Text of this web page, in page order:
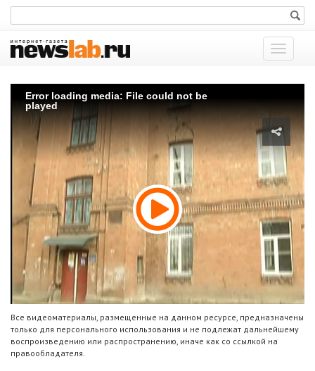
Показать
меню
Error loading media: File could not be
played
Все видеоматериалы, размещенные на данном ресурсе, предназначены
только для персонального использования и не подлежат дальнейшему
воспроизведению или распространению, иначе как со ссылкой на
правообладателя.